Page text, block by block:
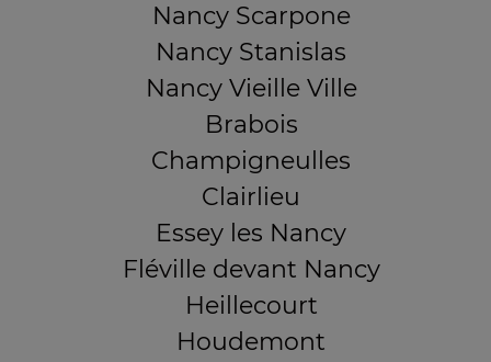
Nancy Scarpone
Nancy Stanislas
Nancy Vieille Ville
Brabois
Champigneulles
Clairlieu
Essey les Nancy
Fléville devant Nancy
Heillecourt
Houdemont